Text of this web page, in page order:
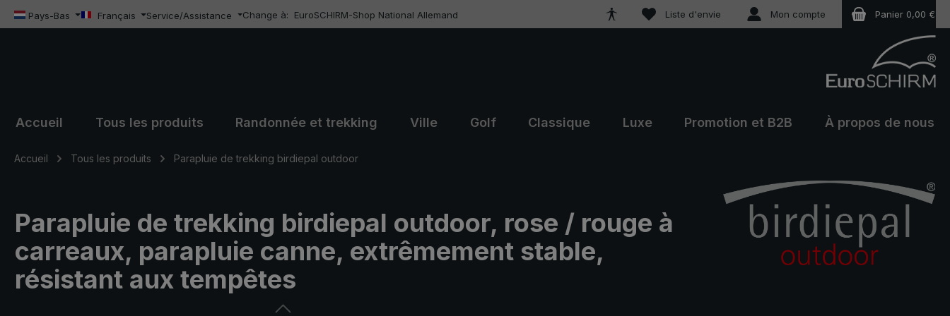
au contenu principal
Passer à la recherche
Passer à la navigation principale
Pays-Bas Français Service/Assistance Change à: EuroSCHIRM-Shop National Allemand Liste d'envie Vous avez 0 articles dans votre liste de souhaits
Mon compte Panier 0,00 €
Accueil Tous les produits Randonnée et trekking Ville Golf Classique Luxe Promotion et B2B À propos de nous
Accueil Tous les produits Parapluie de trekking birdiepal outdoor
Parapluie de trekking birdiepal outdoor, rose / rouge à
carreaux, parapluie canne, extrêmement stable,
résistant aux tempêtes